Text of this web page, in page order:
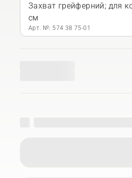
Захват грейферний; для
см
Арт. №: 574 38 75‑01